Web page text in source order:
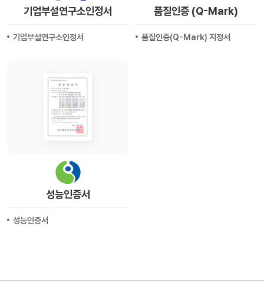
기업부설연구소인정서
기업부설연구소인정서
품질인증 (Q-Mark)
품질인증(Q-Mark) 지정서
성능인증서
성능인증서